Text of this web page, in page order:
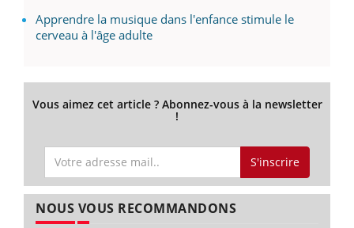
Apprendre la musique dans l'enfance stimule le
cerveau à l'âge adulte
Vous aimez cet article ? Abonnez-vous à la newsletter
!
S'inscrire
NOUS VOUS RECOMMANDONS